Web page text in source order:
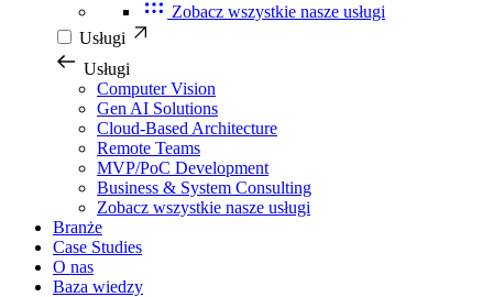
Zobacz wszystkie nasze usługi
Usługi
Usługi
Computer Vision
Gen AI Solutions
Cloud-Based Architecture
Remote Teams
MVP/PoC Development
Business & System Consulting
Zobacz wszystkie nasze usługi
Branże
Case Studies
O nas
Baza wiedzy